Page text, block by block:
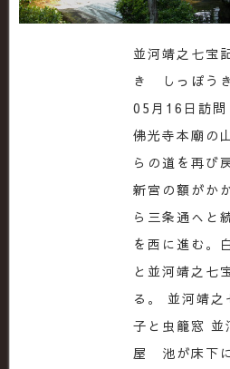
並河靖之七宝
き しっぽう
05月16日訪
佛光寺本廟の
らの道を再び
新宮の額がか
ら三条通へと
を西に進む。
と並河靖之七
る。 並河靖
子と虫籠窓
屋 池が床下